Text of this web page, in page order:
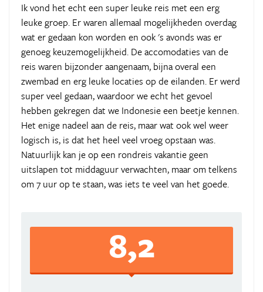
Ik vond het echt een super leuke reis met een erg
leuke groep. Er waren allemaal mogelijkheden overdag
wat er gedaan kon worden en ook 's avonds was er
genoeg keuzemogelijkheid. De accomodaties van de
reis waren bijzonder aangenaam, bijna overal een
zwembad en erg leuke locaties op de eilanden. Er werd
super veel gedaan, waardoor we echt het gevoel
hebben gekregen dat we Indonesie een beetje kennen.
Het enige nadeel aan de reis, maar wat ook wel weer
logisch is, is dat het heel veel vroeg opstaan was.
Natuurlijk kan je op een rondreis vakantie geen
uitslapen tot middaguur verwachten, maar om telkens
om 7 uur op te staan, was iets te veel van het goede.
8,2